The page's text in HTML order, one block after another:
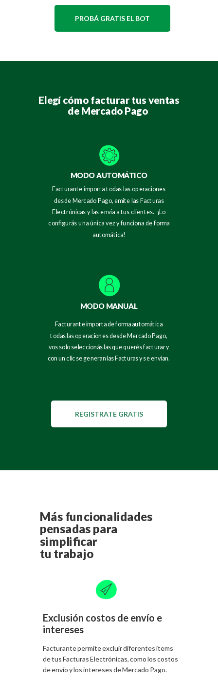
Más funcionalidades
pensadas para
simplificar
tu trabajo
Exclusión costos de envío e
intereses
Facturante permite excluir diferentes ítems
de tus Facturas Electrónicas, como los costos
de envío y los intereses de Mercado Pago.
Facturante importa todas las operaciones
desde Mercado Pago, emite las Facturas
Electrónicas y las envía a tus clientes. ¡Lo
configurás una única vez y funciona de forma
automática!
REGISTRATE GRATIS
MODO AUTOMÁTICO
MODO MANUAL
Facturante importa de forma automática
todas las operaciones desde Mercado Pago,
vos solo seleccionás las que querés facturar y
con un clic se generan las Facturas y se envían.
PROBÁ GRATIS EL BOT
Elegí cómo facturar tus ventas
de Mercado Pago